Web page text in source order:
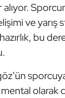
alıyor.
ve yarış
bu
olarak